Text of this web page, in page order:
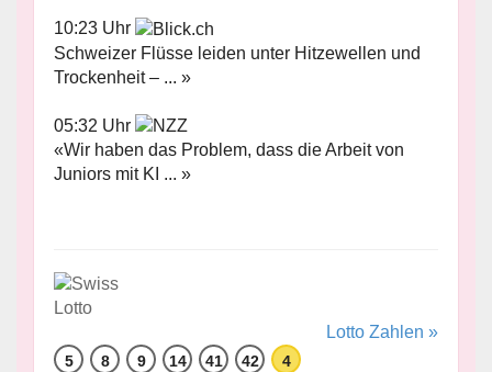
10:23 Uhr
Schweizer Flüsse leiden unter Hitzewellen und
Trockenheit – ... »
05:32 Uhr
«Wir haben das Problem, dass die Arbeit von
Juniors mit KI ... »
Lotto Zahlen »
5 8 9 14 41 42 4